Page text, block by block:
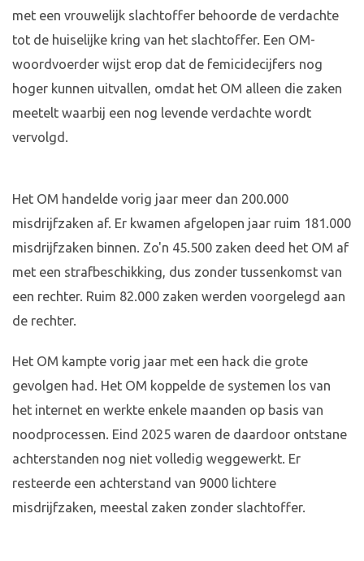
met een vrouwelijk slachtoffer behoorde de verdachte
tot de huiselijke kring van het slachtoffer. Een OM-
woordvoerder wijst erop dat de femicidecijfers nog
hoger kunnen uitvallen, omdat het OM alleen die zaken
meetelt waarbij een nog levende verdachte wordt
vervolgd.
Het OM handelde vorig jaar meer dan 200.000
misdrijfzaken af. Er kwamen afgelopen jaar ruim 181.000
misdrijfzaken binnen. Zo'n 45.500 zaken deed het OM af
met een strafbeschikking, dus zonder tussenkomst van
een rechter. Ruim 82.000 zaken werden voorgelegd aan
de rechter.
Het OM kampte vorig jaar met een hack die grote
gevolgen had. Het OM koppelde de systemen los van
het internet en werkte enkele maanden op basis van
noodprocessen. Eind 2025 waren de daardoor ontstane
achterstanden nog niet volledig weggewerkt. Er
resteerde een achterstand van 9000 lichtere
misdrijfzaken, meestal zaken zonder slachtoffer.